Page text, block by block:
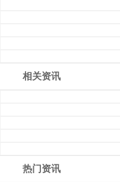
相关资讯
热门资讯